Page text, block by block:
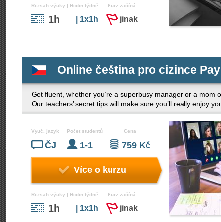
Rozsah výuky | Hodin týdně
1h | 1x1h
Kurz začíná
jinak
Online čeština pro cizince
Get fluent, whether you’re a superbusy manager or a mom
Our teachers’ secret tips will make sure you’ll really enjoy
Vyuč. jazyk
ČJ
Počet studentů
1-1
Cena
759 Kč
Více o kurzu
Rozsah výuky | Hodin týdně
1h | 1x1h
Kurz začíná
jinak